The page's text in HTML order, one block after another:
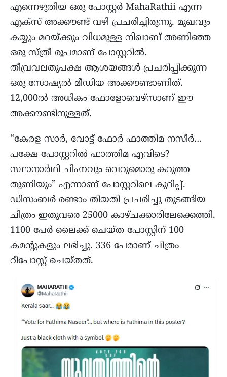
എന്നെഴുതിയ ഒരു പോസ്റ്റർ MahaRathii എന്ന
എക്സ് അക്കൗണ്ട് വഴി പ്രചരിച്ചിരുന്നു. മുഖവും
കയ്യും മറയ്ക്കും വിധമുള്ള നിഖാബ് അണിഞ്ഞ
ഒരു സ്ത്രീ രൂപമാണ് പോസ്റ്ററിൽ.
തീവ്രവലതുപക്ഷ ആശയങ്ങൾ പ്രചരിപ്പിക്കുന്ന
ഒരു സോഷ്യൽ മീഡിയ അക്കൗണ്ടാണിത്.
12,000ൽ അധികം ഫോളോവെഴ്‌സാണ് ഈ
അക്കൗണ്ടിനുള്ളത്.
“കേരള സാർ, വോട്ട് ഫോർ ഫാത്തിമ നസീർ…
പക്ഷേ പോസ്റ്ററിൽ ഫാത്തിമ എവിടെ?
സ്ഥാനാർഥി ചിഹ്നവും വെറുമൊരു കറുത്ത
തുണിയും” എന്നാണ് പോസ്റ്ററിലെ കുറിപ്പ്.
ഡിസംബർ രണ്ടാം തിയതി പ്രചരിച്ചു തുടങ്ങിയ
ചിത്രം ഇതുവരെ 25000 കാഴ്ചക്കാരിലേക്കെത്തി.
1100 പേർ ലൈക്ക് ചെയ്ത പോസ്റ്റിന് 100
കമൻ്റുകളും ലഭിച്ചു. 336 പേരാണ് ചിത്രം
റീപോസ്റ്റ് ചെയ്തത്.